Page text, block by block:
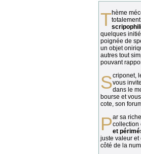
Thème méconnu des collectionneurs et
quelques
poignée de
un objet
autres tout
pouvant
vous
dans le
bourse et
cote, son
Par sa richesse et sa diversité, lacollection
et
juste valeur et
côté de la